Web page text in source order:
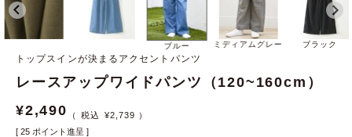
ブルー ミディアムグレー ブラック
トップスインが決まるアクセントパンツ
レースアップワイドパンツ（120~160cm）
¥2,490 ¥2,739
[ 25 ポイント進呈 ]